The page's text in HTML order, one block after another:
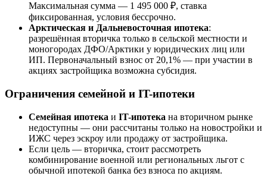
Максимальная сумма — 1 495 000 ₽, ставка
фиксированная, условия бессрочно.
Арктическая и Дальневосточная ипотека:
разрешённая вторичка только в сельской местности и
моногородах ДФО/Арктики у юридических лиц или
ИП. Первоначальный взнос от 20,1% — при участии в
акциях застройщика возможна субсидия.
Ограничения семейной и IT-ипотеки
Семейная ипотека и IT-ипотека на вторичном рынке
недоступны — они рассчитаны только на новостройки и
ИЖС через эскроу или продажу от застройщика.
Если цель — вторичка, стоит рассмотреть
комбинирование военной или региональных льгот с
обычной ипотекой банка без взноса по акциям.